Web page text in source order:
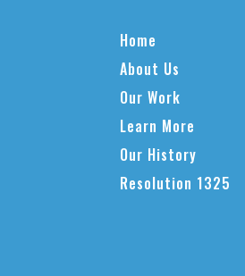
Home
About Us
Our Work
Learn More
Our History
Resolution 1325